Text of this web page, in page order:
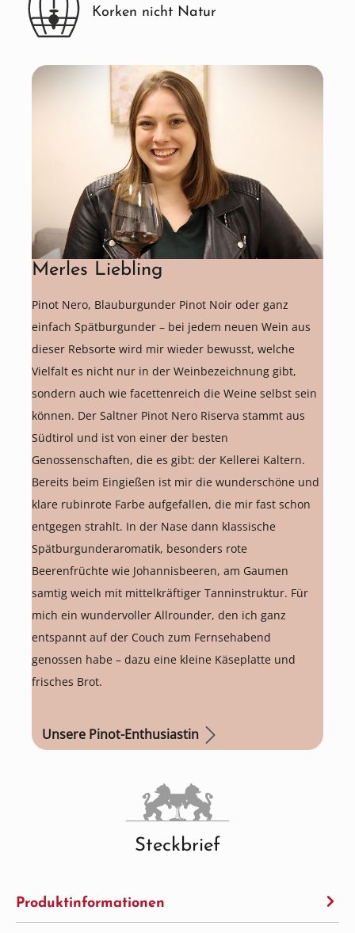
Korken nicht Natur
Merles Liebling
Pinot Nero, Blauburgunder Pinot Noir oder ganz
einfach Spätburgunder – bei jedem neuen Wein aus
dieser Rebsorte wird mir wieder bewusst, welche
Vielfalt es nicht nur in der Weinbezeichnung gibt,
sondern auch wie facettenreich die Weine selbst sein
können. Der Saltner Pinot Nero Riserva stammt aus
Südtirol und ist von einer der besten
Genossenschaften, die es gibt: der Kellerei Kaltern.
Bereits beim Eingießen ist mir die wunderschöne und
klare rubinrote Farbe aufgefallen, die mir fast schon
entgegen strahlt. In der Nase dann klassische
Spätburgunderaromatik, besonders rote
Beerenfrüchte wie Johannisbeeren, am Gaumen
samtig weich mit mittelkräftiger Tanninstruktur. Für
mich ein wundervoller Allrounder, den ich ganz
entspannt auf der Couch zum Fernsehabend
genossen habe – dazu eine kleine Käseplatte und
frisches Brot.
Unsere Pinot-Enthusiastin
Steckbrief
Produktinformationen